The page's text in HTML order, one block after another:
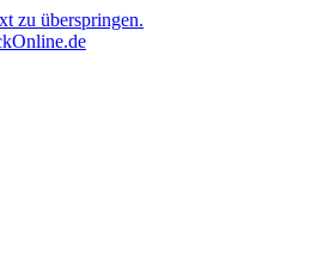
zu überspringen.